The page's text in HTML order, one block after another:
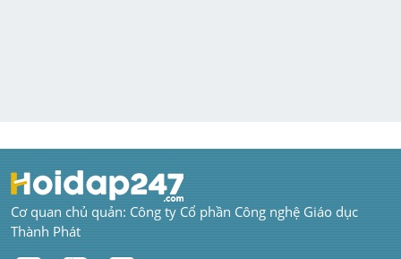
Cơ quan chủ quản: Công ty Cổ phần Công nghệ Giáo dục
Thành Phát